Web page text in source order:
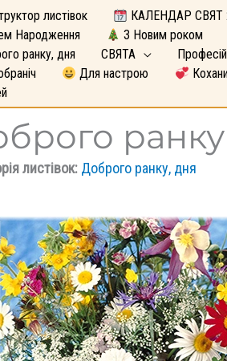
листівок КАЛЕНДАР СВЯТ
Народження
З Новим роком
ранку, дня
СВЯТА
Для настрою
листівок: Доброго ранку, дня